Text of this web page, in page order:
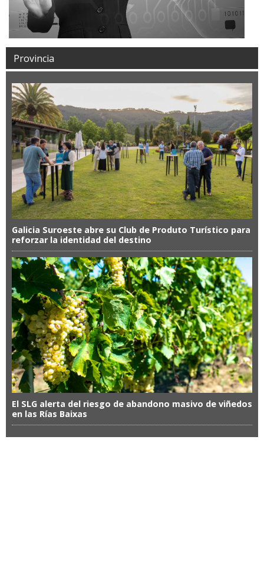
Provincia
Galicia Suroeste abre su Club de Produto Turístico para
reforzar la identidad del destino
El SLG alerta del riesgo de abandono masivo de viñedos
en las Rías Baixas